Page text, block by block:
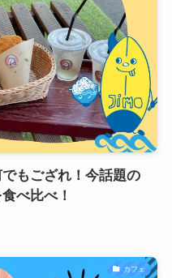
でもござれ！今話題の
べ比べ！
カフェ